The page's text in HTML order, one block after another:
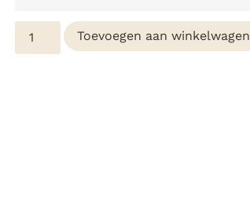
Toevoegen aan winkelwagen